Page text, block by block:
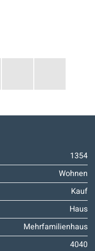
1354
Wohnen
Kauf
Haus
Mehrfamilienhaus
4040